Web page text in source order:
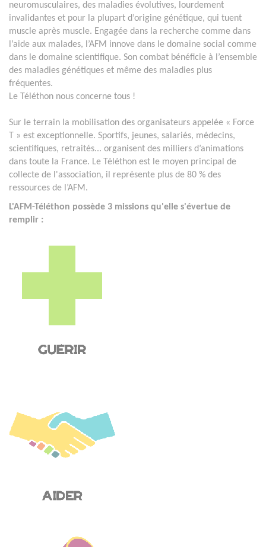
neuromusculaires, des maladies évolutives, lourdement
invalidantes et pour la plupart d’origine génétique, qui tuent
muscle après muscle. Engagée dans la recherche comme dans
l’aide aux malades, l’AFM innove dans le domaine social comme
dans le domaine scientifique. Son combat bénéficie à l’ensemble
des maladies génétiques et même des maladies plus
fréquentes.
Le Téléthon nous concerne tous !
Sur le terrain la mobilisation des organisateurs appelée « Force
T » est exceptionnelle. Sportifs, jeunes, salariés, médecins,
scientifiques, retraités... organisent des milliers d’animations
dans toute la France. Le Téléthon est le moyen principal de
collecte de l'association, il représente plus de 80 % des
ressources de l’AFM.
L'AFM-Téléthon possède 3 missions qu'elle s'évertue de
remplir :